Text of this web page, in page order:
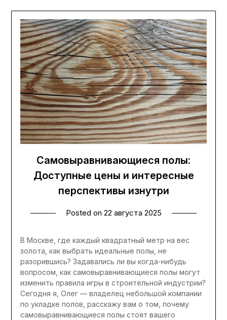
Самовыравнивающиеся полы:
Доступные цены и интересные
перспективы изнутри
Posted on 22 августа 2025
В Москве, где каждый квадратный метр на вес
золота, как выбрать идеальные полы, не
разорившись? Задавались ли вы когда-нибудь
вопросом, как самовыравнивающиеся полы могут
изменить правила игры в строительной индустрии?
Сегодня я, Олег — владелец небольшой компании
по укладке полов, расскажу вам о том, почему
самовыравнивающиеся полы стоят вашего